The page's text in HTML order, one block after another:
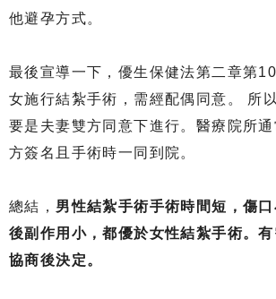
他避孕方式。
最後宣導一下，優生保健法第二章第
女施行結紮手術，需經配偶同意。 所
要是夫妻雙方同意下進行。醫療院所
方簽名且手術時一同到院。
總結， 男性結紮手術手術時間短，傷
後副作用小，都優於女性結紮手術。
協商後決定。